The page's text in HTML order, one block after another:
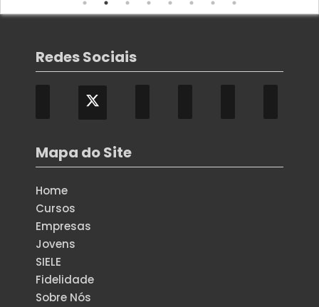
Redes Sociais
Mapa do Site
Home
Cursos
Empresas
Jovens
SIELE
Fidelidade
Sobre Nós